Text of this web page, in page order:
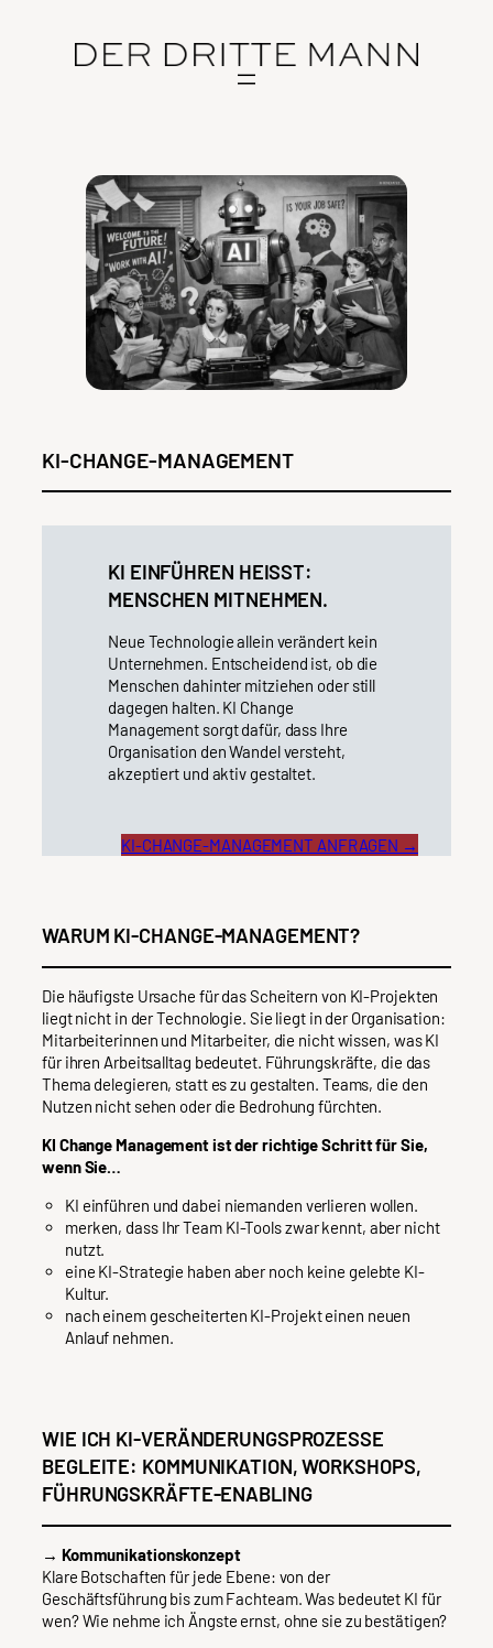
KI-CHANGE-MANAGEMENT
KI EINFÜHREN HEISST: M
ENSCHEN MITNEHMEN.
Neue Technologie allein verändert kein
Unternehmen. Entscheidend ist, ob die
Menschen dahinter mitziehen oder still
dagegen halten. KI Change
Management sorgt dafür, dass Ihre
Organisation den Wandel versteht,
akzeptiert und aktiv gestaltet.
KI-CHANGE-MANAGEMENT ANFRAGEN →
WARUM KI-CHANGE-MANAGEMENT?
Die häufigste Ursache für das Scheitern von KI-Projekten
liegt nicht in der Technologie. Sie liegt in der Organisation:
Mitarbeiterinnen und Mitarbeiter, die nicht wissen, was KI
für ihren Arbeitsalltag bedeutet. Führungskräfte, die das
Thema delegieren, statt es zu gestalten. Teams, die den
Nutzen nicht sehen oder die Bedrohung fürchten.
KI Change Management ist der richtige Schritt für Sie,
wenn Sie…
KI einführen und dabei niemanden verlieren wollen.
merken, dass Ihr Team KI-Tools zwar kennt, aber nicht
nutzt.
eine KI-Strategie haben aber noch keine gelebte KI-
Kultur.
nach einem gescheiterten KI-Projekt einen neuen
Anlauf nehmen.
WIE ICH KI-VERÄNDERUNGSPROZESSE
BEGLEITE: KOMMUNIKATION, WORKSHOPS,
FÜHRUNGSKRÄFTE-ENABLING
→ Kommunikationskonzept
Klare Botschaften für jede Ebene: von der
Geschäftsführung bis zum Fachteam. Was bedeutet KI für
wen? Wie nehme ich Ängste ernst, ohne sie zu bestätigen?